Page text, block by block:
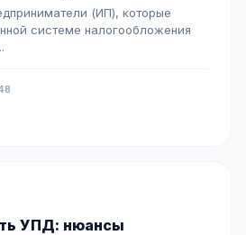
(ИП), которые
системе налогообложения
УПД: нюансы